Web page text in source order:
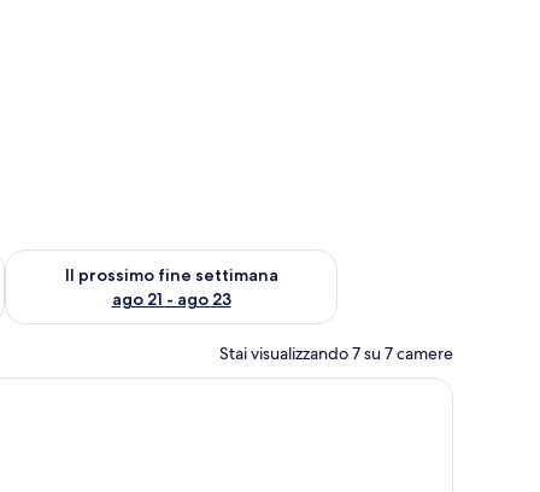
ago 14 - ago 16
Il prossimo fine settimana
ago 21 - ago 23
Verifica la disponibilità per il prossimo fine settimana, ago 21
Stai visualizzando 7 su 7 camere